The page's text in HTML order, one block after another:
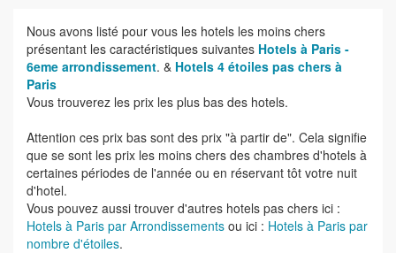
Nous avons listé pour vous les hotels les moins chers
présentant les caractéristiques suivantes Hotels à Paris -
6eme arrondissement. & Hotels 4 étoiles pas chers à
Paris
Vous trouverez les prix les plus bas des hotels.
Attention ces prix bas sont des prix "à partir de". Cela signifie
que se sont les prix les moins chers des chambres d'hotels à
certaines périodes de l'année ou en réservant tôt votre nuit
d'hotel.
Vous pouvez aussi trouver d'autres hotels pas chers ici :
Hotels à Paris par Arrondissements ou ici : Hotels à Paris par
nombre d'étoiles.